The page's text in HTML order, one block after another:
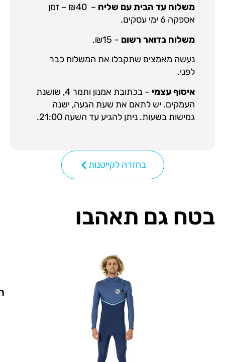
משלוח עד הבית עם שליח
– ₪40 – זמן
אספקה 6 ימי עסקים.
משלוח בדואר רשום – ₪15.
נעשה מאמצים שתקבלו את המשלוח כבר
לפני.
איסוף עצמי
– בכתובת אמנון ותמר 4, שושנת
העמקים. יש לתאם את שעת הגעה, ישנה
גמישות בשעות. ניתן להגיע עד השעה 21:00.
בחזרה לקייטנות
בטח גם תאהבו